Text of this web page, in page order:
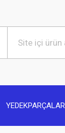
YEDEKPARÇALAR